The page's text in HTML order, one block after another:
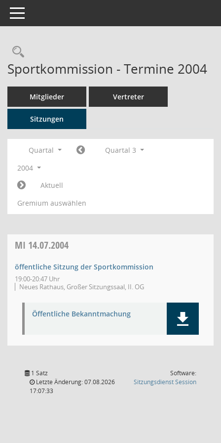
Toggle navigation
Rechercheauswahl
Sportkommission - Termine 2004
Mitglieder Vertreter
Sitzungen
Quartal
Quartal 3
2004
Aktuell
Gremium auswählen
MI 14.07.2004
öffentliche Sitzung der Sportkommission
19:00-20:47 Uhr
Neues Rathaus, Großer Sitzungssaal, II. OG
Öffentliche Bekanntmachung
1 Satz
Letzte Änderung: 07.08.2026
17:07:33
Software:
SitzungsdienstSession(Wird in